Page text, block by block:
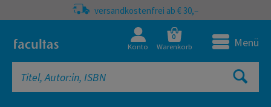
versandkostenfrei ab € 30,–
Konto
0
Warenkorb Menü